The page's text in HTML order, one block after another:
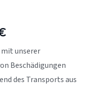
unserer
Beschädigungen
des Transports aus